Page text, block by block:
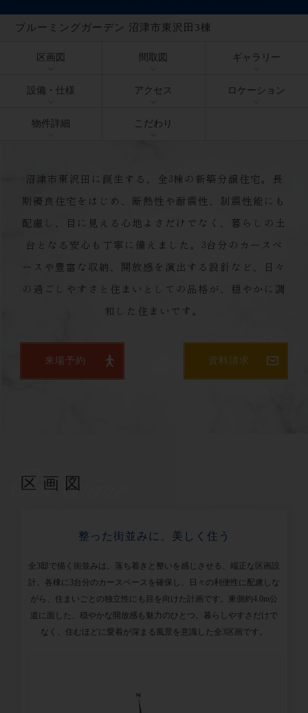
ブルーミングガーデン 沼津市東沢田3棟
区画図 間取図 ギャラリー
設備・仕様 アクセス ロケーション
物件詳細 こだわり
沼津市東沢田に誕生する、全3棟の新築分譲住宅。長
期優良住宅をはじめ、断熱性や耐震性、制震性能にも
配慮し、目に見える心地よさだけでなく、暮らしの土
台となる安心も丁寧に備えました。3台分のカースペ
ースや豊富な収納、開放感を演出する設計など、日々
の過ごしやすさと住まいとしての品格が、穏やかに調
和した住まいです。
来場予約 資料請求
区画図
整った街並みに、美しく住う
全3邸で描く街並みは、落ち着きと整いを感じさせる、端正な区画設
計。各棟に3台分のカースペースを確保し、日々の利便性に配慮しな
がら、住まいごとの独立性にも目を向けた計画です。東側約4.0m公
道に面した、穏やかな開放感も魅力のひとつ。暮らしやすさだけで
なく、住むほどに愛着が深まる風景を意識した全3区画です。